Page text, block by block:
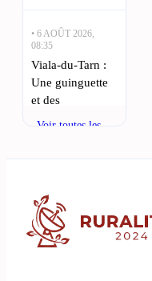
• 6 AOÛT 2026,
08:35
Viala-du-Tarn :
Une guinguette
et des
gastronomie
• 5 AOÛT 2026,
Voir toutes les